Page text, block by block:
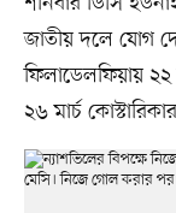
জাতীয় দলে যোগ
ফিলাডেলফিয়ায়
২৬ মার্চ